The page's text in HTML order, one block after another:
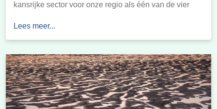
kansrijke sector voor onze regio als één van de vier
en bouwnijverheid. Recreatie en toerisme kunnen voor
investeringen en werkgelegenheid zorgen, maar ook
van ons […]
Lees meer...